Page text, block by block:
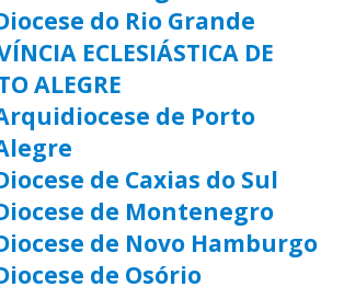
do Rio Grande
ECLESIÁSTICA DE
ALEGRE
de Porto
de Caxias do Sul
de Montenegro
de Novo Hamburgo
de Osório